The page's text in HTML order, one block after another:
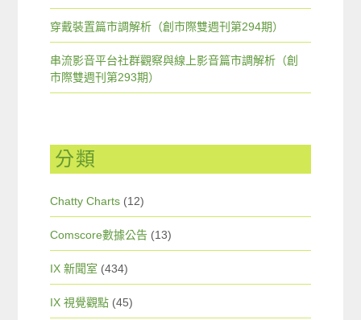
穿戴裝置篇市調解析（創市際雙週刊第294期）
串流影音平台社群觀察與線上影音篇市調解析（創
市際雙週刊第293期）
分類
Chatty Charts (12)
Comscore數據公告 (13)
IX 新聞室 (434)
IX 視覺觀點 (45)